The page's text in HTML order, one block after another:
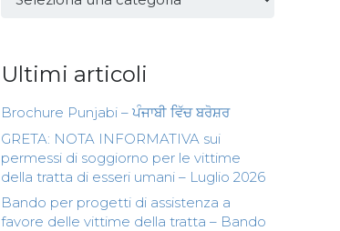
Ultimi articoli
Brochure Punjabi – ਪੰਜਾਬੀ ਵਿੱਚ ਬਰੋਸ਼ਰ
GRETA: NOTA INFORMATIVA sui
permessi di soggiorno per le vittime
della tratta di esseri umani – Luglio 2026
Bando per progetti di assistenza a
favore delle vittime della tratta – Bando